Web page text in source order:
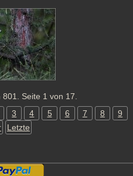
Seite 1 von 17.
3 4 5 6 7 8
9
Letzte